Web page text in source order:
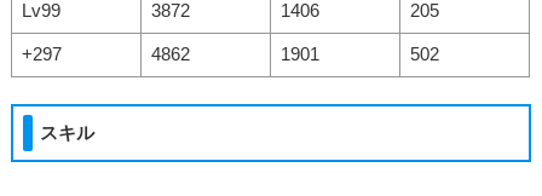
Lv99 3872 1406 205
+297 4862 1901 502
スキル